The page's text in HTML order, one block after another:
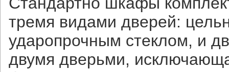
тремя видами дверей:
ударопрочным стеклом, и
двумя дверьми,